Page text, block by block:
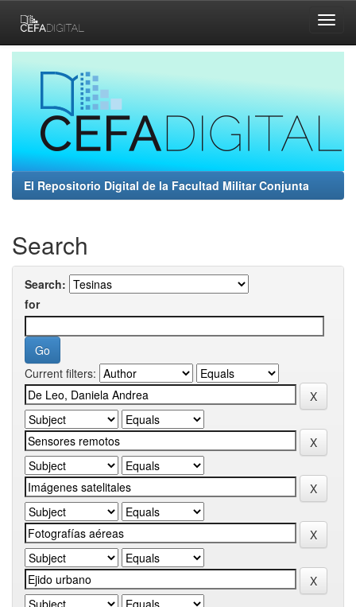
navigation
El Repositorio Digital de la Facultad Militar Conjunta
Search
Search:
for
Current filters: